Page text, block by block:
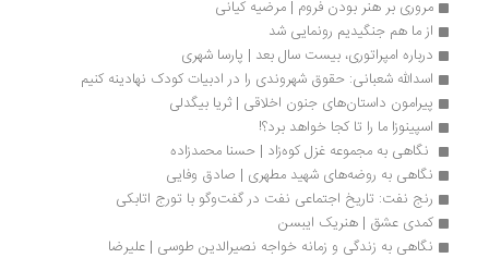
مروری بر هنر بودن فروم | مرضیه کیانی
از ما هم جنگیدیم رونمایی شد
درباره امپراتوری، بیست سال بعد | پارسا شهری
اسدالله شعبانی: حقوق شهروندی را در ادبیات کودک نهادینه کنیم
پیرامون داستان‌های جنون اخلاقی | ثریا بیگدلی
اسپینوزا ما را تا کجا خواهد برد؟!
نگاهی به مجموعه غزل کوه‌زاد | حسنا محمدزاده
نگاهی به روضه‌های شهید مطهری | صادق وفایی
رنج نفت: تاریخ اجتماعی نفت در گفت‌وگو با تورج اتابکی
کمدی عشق | هنریک ایبسن